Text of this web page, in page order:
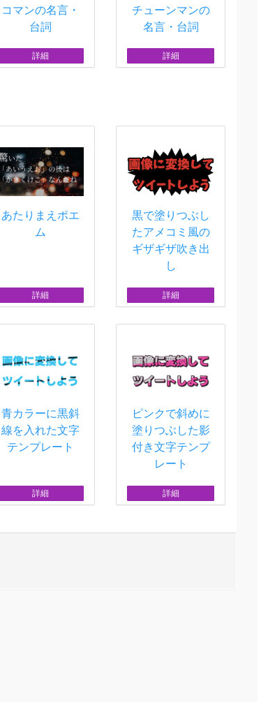
コマンの名言・
台詞
詳細
チューンマンの
名言・台詞
詳細
あたりまえポエ
ム
詳細
黒で塗りつぶし
たアメコミ風の
ギザギザ吹き出
し
詳細
青カラーに黒斜
線を入れた文字
テンプレート
詳細
ピンクで斜めに
塗りつぶした影
付き文字テンプ
レート
詳細